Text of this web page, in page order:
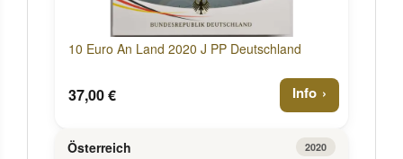
10 Euro An Land 2020 J PP Deutschland
37,00 € Info
Österreich 2020